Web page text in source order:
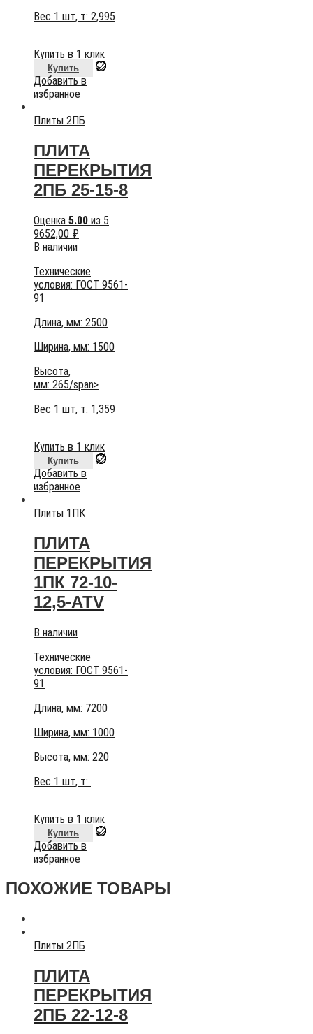
Вес 1 шт, т: 2,995
Купить в 1 клик
Купить
Добавить в
избранное
Плиты 2ПБ
ПЛИТА
ПЕРЕКРЫТИЯ
2ПБ 25-15-8
Оценка 5.00 из 5
9652,00 ₽
В наличии
Технические
условия: ГОСТ 9561-
91
Длина, мм: 2500
Ширина, мм: 1500
Высота,
мм: 265/span>
Вес 1 шт, т: 1,359
Купить в 1 клик
Купить
Добавить в
избранное
Плиты 1ПК
ПЛИТА
ПЕРЕКРЫТИЯ
1ПК 72-10-
12,5-АТV
В наличии
Технические
условия: ГОСТ 9561-
91
Длина, мм: 7200
Ширина, мм: 1000
Высота, мм: 220
Вес 1 шт, т:
Купить в 1 клик
Купить
Добавить в
избранное
ПОХОЖИЕ ТОВАРЫ
Плиты 2ПБ
ПЛИТА
ПЕРЕКРЫТИЯ
2ПБ 22-12-8